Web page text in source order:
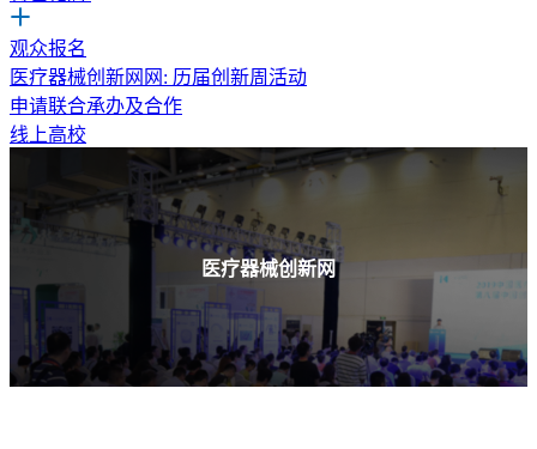
观众报名
医疗器械创新网网: 历届创新周活动
申请联合承办及合作
线上高校
医疗器械创新网